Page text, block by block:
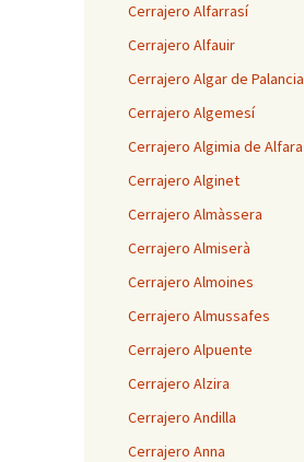
Cerrajero Alfarrasí
Cerrajero Alfauir
Cerrajero Algar de Palancia
Cerrajero Algemesí
Cerrajero Algimia de Alfara
Cerrajero Alginet
Cerrajero Almàssera
Cerrajero Almiserà
Cerrajero Almoines
Cerrajero Almussafes
Cerrajero Alpuente
Cerrajero Alzira
Cerrajero Andilla
Cerrajero Anna